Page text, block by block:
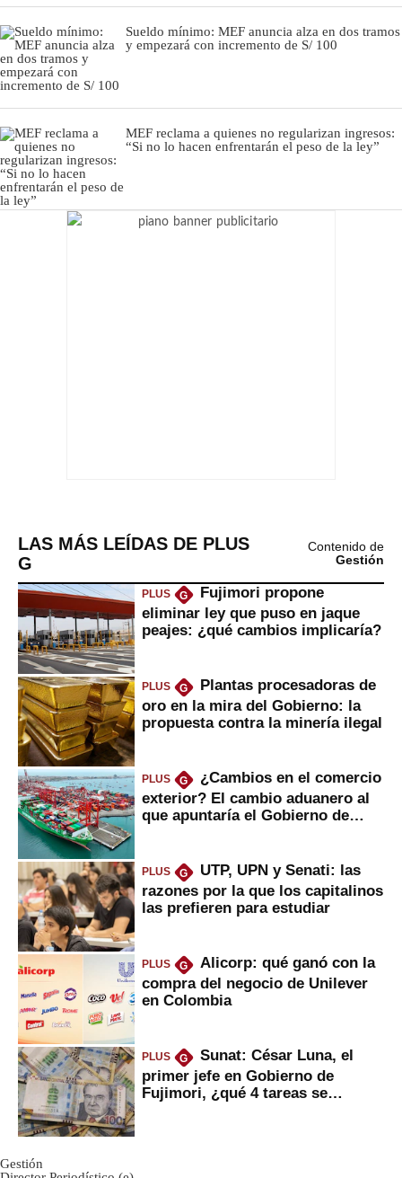
Sueldo mínimo: MEF anuncia alza en dos tramos
y empezará con incremento de S/ 100
MEF reclama a quienes no regularizan ingresos:
“Si no lo hacen enfrentarán el peso de la ley”
LAS MÁS LEÍDAS DE PLUS
G
Contenido de
Gestión
PLUS G
Fujimori propone
eliminar ley que puso en jaque
peajes: ¿qué cambios implicaría?
PLUS G
Plantas procesadoras de
oro en la mira del Gobierno: la
propuesta contra la minería ilegal
PLUS G
¿Cambios en el comercio
exterior? El cambio aduanero al
que apuntaría el Gobierno de
PLUS G
UTP, UPN y Senati: las
razones por la que los capitalinos
las prefieren para estudiar
PLUS G
Alicorp: qué ganó con la
compra del negocio de Unilever
en Colombia
PLUS G
Sunat: César Luna, el
primer jefe en Gobierno de
Fujimori, ¿qué 4 tareas se
Gestión